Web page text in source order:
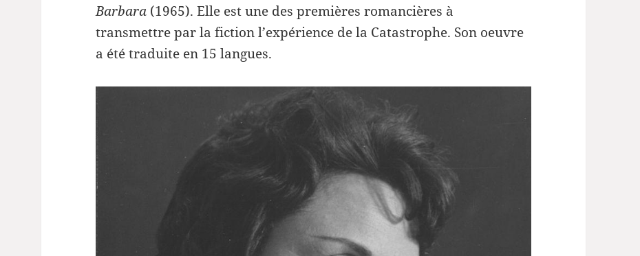
Barbara (1965). Elle est une des premières romancières à
transmettre par la fiction l’expérience de la Catastrophe. Son oeuvre
a été traduite en 15 langues.